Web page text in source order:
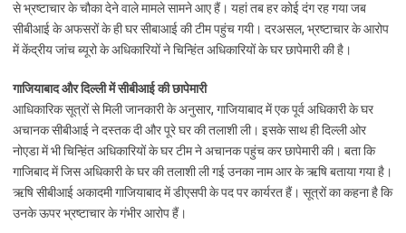
से भ्रष्टाचार के चौका देने वाले मामले सामने आए हैं। यहां तब हर कोई दंग रह गया जब
सीबीआई के अफसरों के ही घर सीबाआई की टीम पहुंच गयी। दरअसल, भ्रष्टाचार के आरोप
में केंद्रीय जांच ब्यूरो के अधिकारियों ने चिन्हिंत अधिकारियों के घर छापेमारी की है।
गाजियाबाद और दिल्ली में सीबीआई की छापेमारी
आधिकारिक सूत्रों से मिली जानकारी के अनुसार, गाजियाबाद में एक पूर्व अधिकारी के घर
अचानक सीबीआई ने दस्तक दी और पूरे घर की तलाशी ली। इसके साथ ही दिल्ली ओर
नोएडा में भी चिन्हिंत अधिकारियों के घर टीम ने अचानक पहुंच कर छापेमारी की। बता कि
गाजिबाद में जिस अधिकारी के घर की तलाशी ली गई उनका नाम आर के ऋषि बताया गया है।
ऋषि सीबीआई अकादमी गाजियाबाद में डीएसपी के पद पर कार्यरत हैं। सूत्रों का कहना है कि
उनके ऊपर भ्रष्टाचार के गंभीर आरोप हैं।